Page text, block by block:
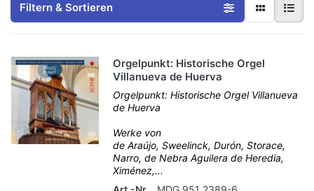
Filtern & Sortieren
Orgelpunkt: Historische Orgel
Villanueva de Huerva
Orgelpunkt: Historische Orgel Villanueva
de Huerva
Werke von
de Araújo, Sweelinck, Durón, Storace,
Narro, de Nebra Aguilera de Heredia,
Ximénez,...